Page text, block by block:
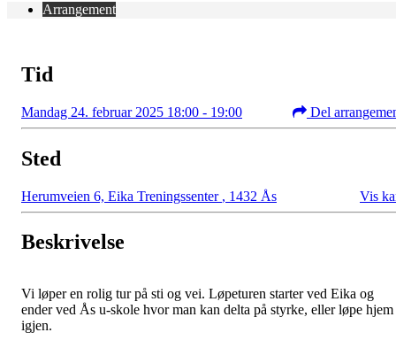
Arrangement
Tid
Mandag 24. februar 2025 18:00 - 19:00 Del
Sted
Herumveien 6, Eika Treningssenter , 1432 Ås Vis
Beskrivelse
Vi løper en rolig tur på sti og vei. Løpeturen starter ved Eika og
ender ved Ås u-skole hvor man kan delta på styrke, eller løpe hjem
igjen.